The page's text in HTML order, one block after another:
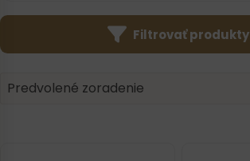
Filtrovať produkty
Product | Sorting
Sort content
Predvolené zoradenie
Sort content